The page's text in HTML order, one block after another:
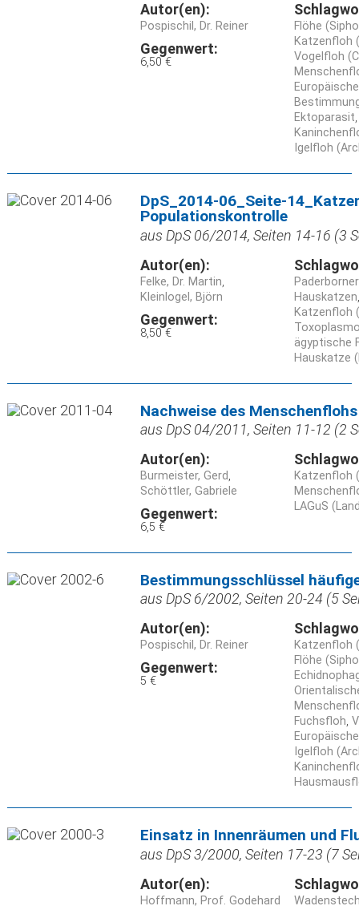
Autor(en):
Pospischil, Dr. Reiner
Gegenwert:
6,50 €
Flöhe
Katzenfloh
Vogelfloh
Ektoparasit
Igelfloh
DpS_2014-06_Seite-
Populationskontrolle
aus DpS 06/2014, Seiten 14-16 (3
Autor(en):
Felke, Dr. Martin
Kleinlogel, Björn
Gegenwert:
8,50 €
Hauskatzen
Katzenfloh
ägyptische
Hauskatze
Nachweise des Menschenflohs
aus DpS 04/2011, Seiten 11-12 (2
Autor(en):
Burmeister, Gerd
Schöttler, Gabriele
Gegenwert:
6,5 €
Katzenfloh
LAGuS
Bestimmungsschlüssel
aus DpS 6/2002, Seiten 20-24 (5
Autor(en):
Pospischil, Dr. Reiner
Gegenwert:
5 €
Katzenfloh
Flöhe
Fuchsfloh
Igelfloh
Einsatz in Innenräumen und
aus DpS 3/2000, Seiten 17-23 (7
Autor(en):
Hoffmann, Prof. Godehard